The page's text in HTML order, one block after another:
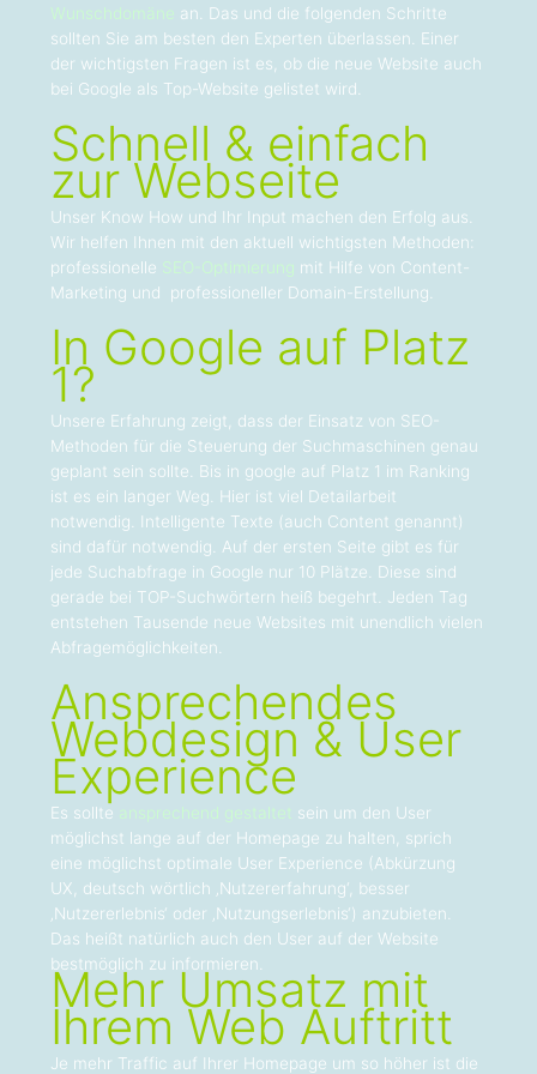
Wunschdomäne an. Das und die folgenden Schritte
sollten Sie am besten den Experten überlassen. Einer
der wichtigsten Fragen ist es, ob die neue Website auch
bei Google als Top-Website gelistet wird.
Schnell & einfach
zur Webseite
Unser Know How und Ihr Input machen den Erfolg aus.
Wir helfen Ihnen mit den aktuell wichtigsten Methoden:
professionelle SEO-Optimierung mit Hilfe von Content-
Marketing und professioneller Domain-Erstellung.
In Google auf Platz
1?
Unsere Erfahrung zeigt, dass der Einsatz von SEO-
Methoden für die Steuerung der Suchmaschinen genau
geplant sein sollte. Bis in google auf Platz 1 im Ranking
ist es ein langer Weg. Hier ist viel Detailarbeit
notwendig. Intelligente Texte (auch Content genannt)
sind dafür notwendig. Auf der ersten Seite gibt es für
jede Suchabfrage in Google nur 10 Plätze. Diese sind
gerade bei TOP-Suchwörtern heiß begehrt. Jeden Tag
entstehen Tausende neue Websites mit unendlich vielen
Abfragemöglichkeiten.
Ansprechendes
Webdesign & User
Experience
Es sollte ansprechend gestaltet
sein um den User
möglichst lange auf der Homepage zu halten, sprich
eine möglichst optimale User Experience (Abkürzung
UX, deutsch wörtlich ‚Nutzererfahrung‘, besser
‚Nutzererlebnis‘ oder ‚Nutzungserlebnis‘) anzubieten.
Das heißt natürlich auch den User auf der Website
bestmöglich zu informieren.
Mehr Umsatz mit
Ihrem Web Auftritt
Je mehr Traffic auf Ihrer Homepage um so höher ist die